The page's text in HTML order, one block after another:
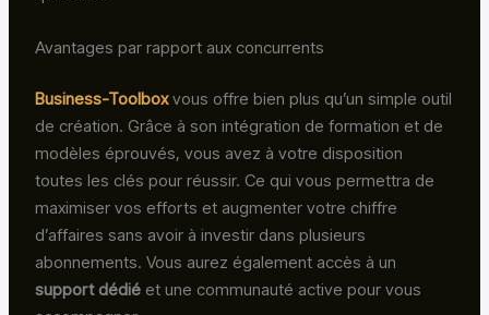
Avantages par rapport aux concurrents
Business-Toolboxvous offre bien plus qu’un simple outil
de création. Grâce à son intégration de formation et de
modèles éprouvés, vous avez à votre disposition
toutes les clés pour réussir. Ce qui vous permettra de
maximiser vos efforts et augmenter votre chiffre
d’affaires sans avoir à investir dans plusieurs
abonnements. Vous aurez également accès à un
support dédié et une communauté active pour vous